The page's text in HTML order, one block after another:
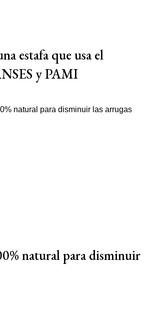
estafa que usa el
y PAMI
natural para disminuir